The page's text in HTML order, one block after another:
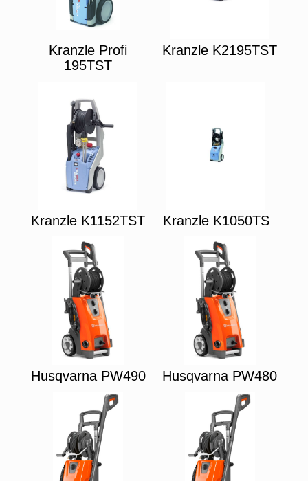
Kranzle Profi
195TST
Kranzle K2195TST
Kranzle K1152TST Kranzle K1050TS
Husqvarna PW490 Husqvarna PW480